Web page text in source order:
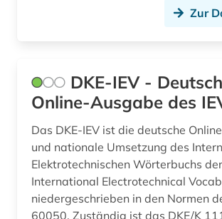
repository &lt;informatik&gt; (1)
richtlinie (1)
satellitenkommunikation (1)
schiff (1)
Zur
DKE-IEV -
Online-Ausgabe des
Das DKE-IEV ist die deutsche
und nationale Umsetzung des
Elektrotechnischen Wörterbuchs
International Electrotechnical
niedergeschrieben in den Normen
60050. Zuständig ist das DKE/K